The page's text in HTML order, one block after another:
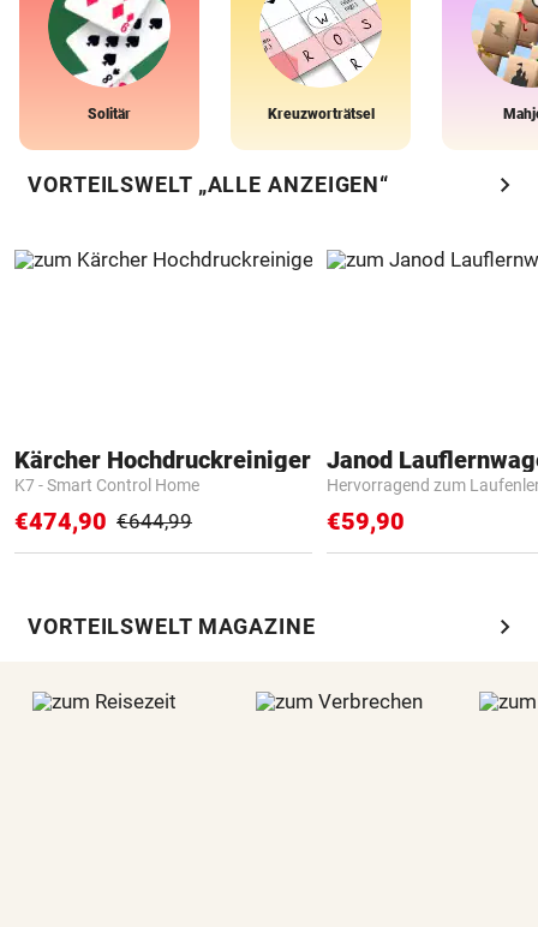
Solitär Kreuzworträtsel
VORTEILSWELT „ALLE ANZEIGEN“ chevron_right
Kärcher Hochdruckreiniger
K7 - Smart Control Home
€474,90 €644,99
Janod
Hervorragend zum
€59,90
VORTEILSWELT MAGAZINE chevron_right